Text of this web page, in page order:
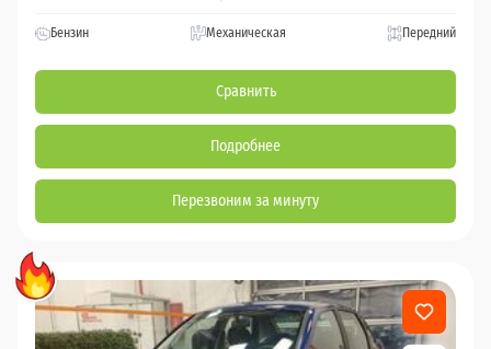
Бензин Механическая Передний
Сравнить
Подробнее
Перезвоним за минуту